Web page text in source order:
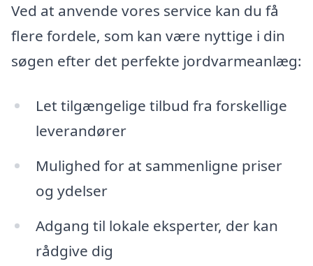
Ved at anvende vores service kan du få
flere fordele, som kan være nyttige i din
søgen efter det perfekte jordvarmeanlæg:
Let tilgængelige tilbud fra forskellige
leverandører
Mulighed for at sammenligne priser
og ydelser
Adgang til lokale eksperter, der kan
rådgive dig